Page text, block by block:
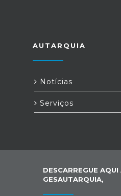
AUTARQUIA
Notícias
Serviços
DESCARREGUE AQUI
GESAUTARQUIA,